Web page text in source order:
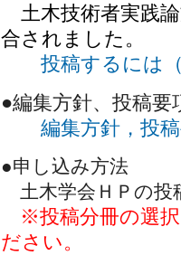
土木技術者実践
合されました。
投稿するには
●編集方針、投稿
編集方針，投
●申し込み方法
土木学会ＨＰの投
※投稿分冊の選
ださい。